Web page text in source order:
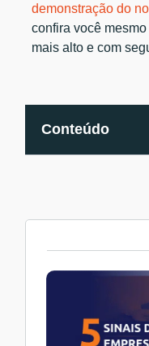
demonstração do
confira você
mais alto e com
Conteúdo